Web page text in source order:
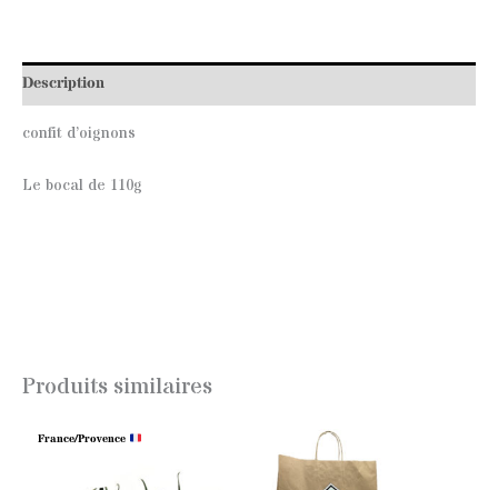
Description
confit d’oignons
Le bocal de 110g
Produits similaires
France/Provence